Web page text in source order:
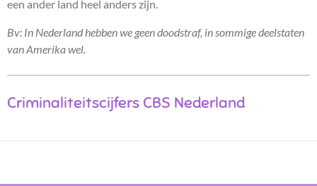
een ander land heel anders zijn.
Bv: In Nederland hebben we geen doodstraf, in sommige deelstaten
van Amerika wel.
Criminaliteitscijfers CBS Nederland